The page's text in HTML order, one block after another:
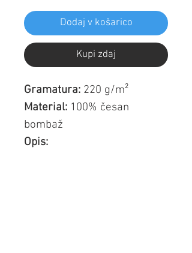
Dodaj v košarico
Kupi zdaj
Gramatura: 220 g/m²
Material: 100% česan
bombaž
Opis: